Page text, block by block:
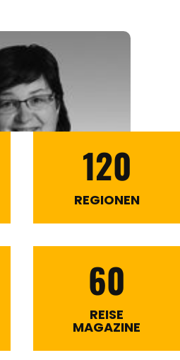
120
REGIONEN
60
REISE
MAGAZINE